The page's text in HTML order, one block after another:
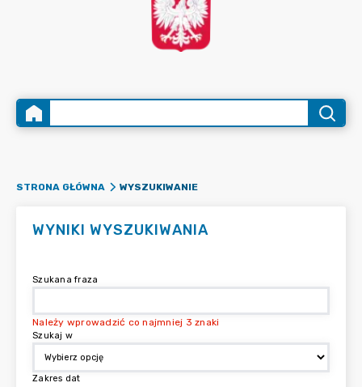
STRONA GŁÓWNA WYSZUKIWANIE
WYNIKI WYSZUKIWANIA
Szukana fraza
Należy wprowadzić co najmniej 3 znaki
Szukaj w
Zakres dat